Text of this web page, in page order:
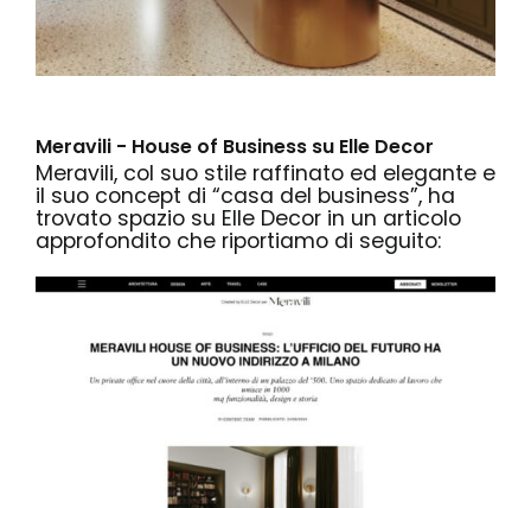
Meravili - House of Business su Elle Decor
Meravili, col suo stile raffinato ed elegante e
il suo concept di “casa del business”, ha
trovato spazio su Elle Decor in un articolo
approfondito che riportiamo di seguito: